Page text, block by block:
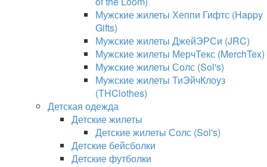
Мужские жилеты Хеппи Гифтс (Happy
Gifts)
Мужские жилеты ДжейЭРСи (JRC)
Мужские жилеты МерчТекс (MerchTex)
Мужские жилеты Солс (Sol's)
Мужские жилеты ТиЭйчКлоуз
(THClothes)
Детская одежда
Детские жилеты
Детские жилеты Солс (Sol's)
Детские бейсболки
Детские футболки